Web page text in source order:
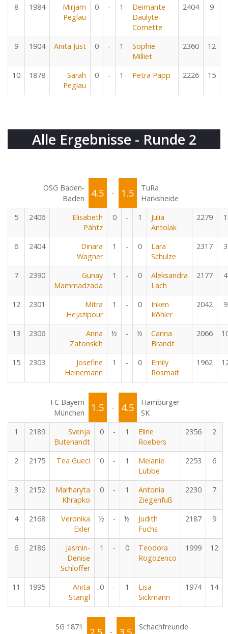
8 1984
Mirjam
Peglau
0 - 1
Deimante
Daulyte-
Cornette
2404 9
9 1904 Anita Just 0 - 1
Sophie
Milliet
2360 12
10 1878
Sarah
Peglau
0 - 1 Petra Papp 2226 15
Alle Ergebnisse - Runde 2
OSG Baden-
Baden
4.5 - 1.5
TuRa
Harksheide
5
2406
Elisabeth
Pähtz
0 - 1
Julia
Antolak
2279 1
6 2404
Dinara
Wagner
1 - 0
Lara
Schulze
2317 3
7 2390
Gunay
Mammadzada
1 - 0
Aleksandra
Lach
2177 4
12 2301
Mitra
Hejazipour
1 - 0
Inken
Köhler
2042 9
13 2306
Anna
Zatonskih
½ - ½
Carina
Brandt
2066
15 2303
Josefine
Heinemann
1 - 0
Emily
Rosmait
1962
FC Bayern
München
1.5 - 4.5
Hamburger
SK
1
2189
Svenja
Butenandt
0 - 1
Eline
Roebers
2356 2
2 2175 Tea Gueci 0 - 1
Melanie
Lubbe
2253 6
3 2152
Marharyta
Khrapko
0 - 1
Antonia
Ziegenfuß
2230 7
4 2168
Veronika
Exler
½ - ½
Judith
Fuchs
2187 9
6 2186
Jasmin-
Denise
Schloffer
1 - 0
Teodora
Rogozenco
1999 12
11 1995
Anita
Stangl
0 - 1
Lisa
Sickmann
1974 14
SG 1871
-
Schachfreunde